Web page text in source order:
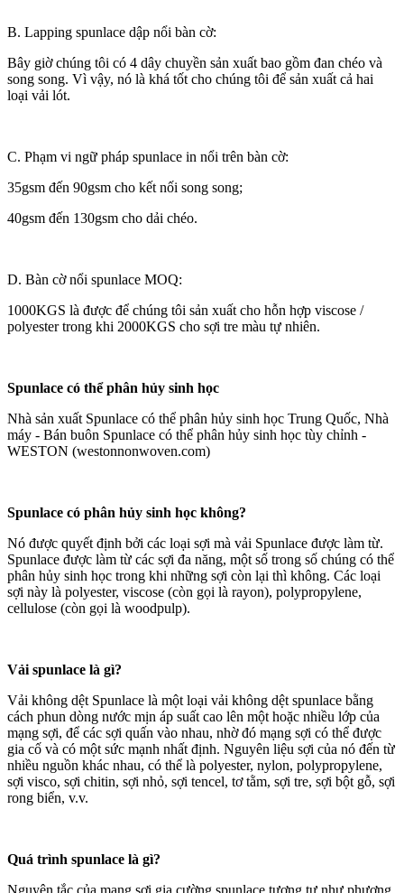
B. Lapping spunlace dập nổi bàn cờ:
Bây giờ chúng tôi có 4 dây chuyền sản xuất bao gồm đan chéo và
song song. Vì vậy, nó là khá tốt cho chúng tôi để sản xuất cả hai
loại vải lót.
C. Phạm vi ngữ pháp spunlace in nổi trên bàn cờ:
35gsm đến 90gsm cho kết nối song song;
40gsm đến 130gsm cho dải chéo.
D. Bàn cờ nổi spunlace MOQ:
1000KGS là được để chúng tôi sản xuất cho hỗn hợp viscose /
polyester trong khi 2000KGS cho sợi tre màu tự nhiên.
Spunlace có thể phân hủy sinh học
Nhà sản xuất Spunlace có thể phân hủy sinh học Trung Quốc, Nhà
máy - Bán buôn Spunlace có thể phân hủy sinh học tùy chỉnh -
WESTON (westonnonwoven.com)
Spunlace có phân hủy sinh học không?
Nó được quyết định bởi các loại sợi mà vải Spunlace được làm từ.
Spunlace được làm từ các sợi đa năng, một số trong số chúng có thể
phân hủy sinh học trong khi những sợi còn lại thì không. Các loại
sợi này là polyester, viscose (còn gọi là rayon), polypropylene,
cellulose (còn gọi là woodpulp).
Vải spunlace là gì?
Vải không dệt Spunlace là một loại vải không dệt spunlace bằng
cách phun dòng nước mịn áp suất cao lên một hoặc nhiều lớp của
mạng sợi, để các sợi quấn vào nhau, nhờ đó mạng sợi có thể được
gia cố và có một sức mạnh nhất định. Nguyên liệu sợi của nó đến từ
nhiều nguồn khác nhau, có thể là polyester, nylon, polypropylene,
sợi visco, sợi chitin, sợi nhỏ, sợi tencel, tơ tằm, sợi tre, sợi bột gỗ, sợi
rong biển, v.v.
Quá trình spunlace là gì?
Nguyên tắc của mạng sợi gia cường spunlace tương tự như phương